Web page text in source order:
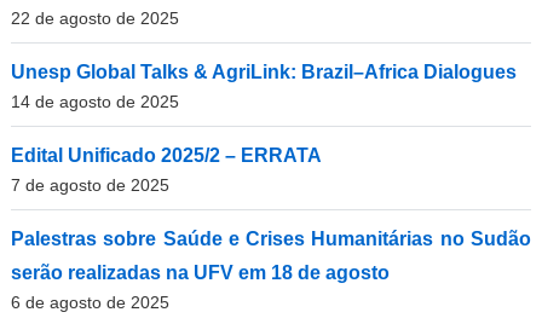
22 de agosto de 2025
Unesp Global Talks & AgriLink: Brazil–Africa Dialogues
14 de agosto de 2025
Edital Unificado 2025/2 – ERRATA
7 de agosto de 2025
Palestras sobre Saúde e Crises Humanitárias no Sudão
serão realizadas na UFV em 18 de agosto
6 de agosto de 2025